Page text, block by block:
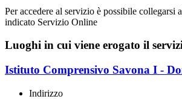
Per accedere al servizio è possibile collegarsi
indicato Servizio Online
Luoghi in cui viene erogato il
Istituto Comprensivo Savona I -
Indirizzo